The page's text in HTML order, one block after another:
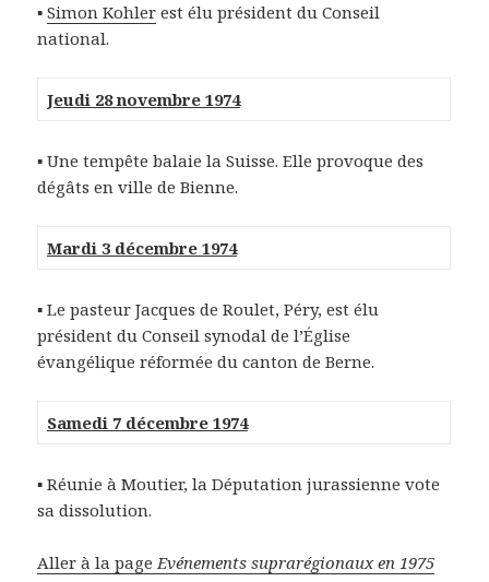
▪Simon Kohler est élu président du Conseil
national.
Jeudi 28 novembre 1974
▪ Une tempête balaie la Suisse. Elle provoque des
dégâts en ville de Bienne.
Mardi 3 décembre 1974
▪ Le pasteur Jacques de Roulet, Péry, est élu
président du Conseil synodal de l’Église
évangélique réformée du canton de Berne.
Samedi 7 décembre 1974
▪ Réunie à Moutier, la Députation jurassienne vote
sa dissolution.
Aller à la pageEvénements suprarégionaux en 1975